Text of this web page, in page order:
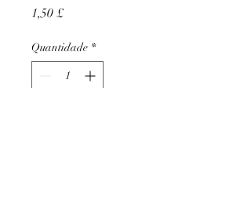
1,50 £Preço
Quantidade *